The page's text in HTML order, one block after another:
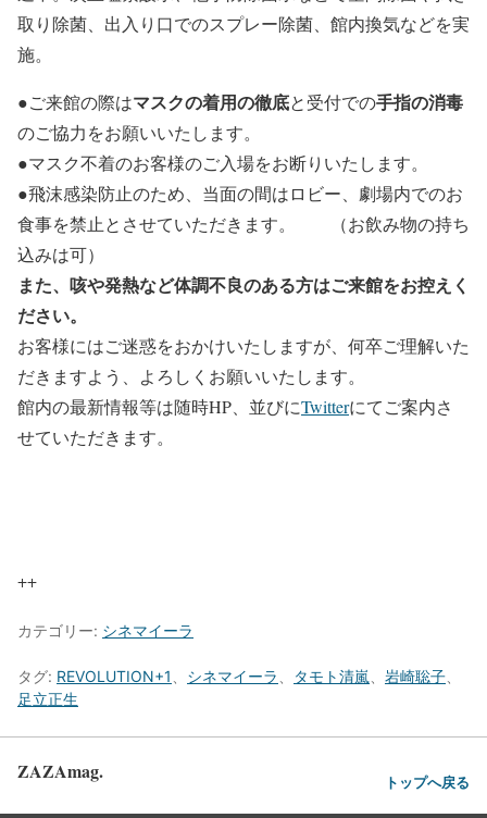
取り除菌、出入り口でのスプレー除菌、館内換気などを実
施。
●ご来館の際はマスクの着用の徹底と受付での手指の消毒
のご協力をお願いいたします。
●マスク不着のお客様のご入場をお断りいたします。
●飛沫感染防止のため、当面の間はロビー、劇場内でのお
食事を禁止とさせていただきます。 （お飲み物の持ち
込みは可）
また、咳や発熱など体調不良のある方はご来館をお控えく
ださい。
お客様にはご迷惑をおかけいたしますが、何卒ご理解いた
だきますよう、よろしくお願いいたします。
館内の最新情報等は随時HP、並びにTwitterにてご案内さ
せていただきます。
++
カテゴリー: シネマイーラ
タグ: REVOLUTION+1 シネマイーラ タモト清嵐 岩崎聡子
足立正生
ZAZAmag. トップへ戻る